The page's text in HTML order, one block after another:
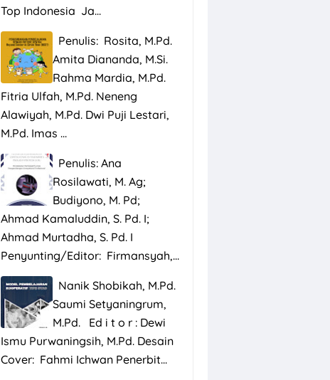
Top Indonesia Ja...
Penulis: Rosita, M.Pd.
Amita Diananda, M.Si.
Rahma Mardia, M.Pd.
Fitria Ulfah, M.Pd. Neneng
Alawiyah, M.Pd. Dwi Puji Lestari,
M.Pd. Imas ...
Penulis: Ana
Rosilawati, M. Ag;
Budiyono, M. Pd;
Ahmad Kamaluddin, S. Pd. I;
Ahmad Murtadha, S. Pd. I
Penyunting/Editor: Firmansyah,...
Nanik Shobikah, M.Pd.
Saumi Setyaningrum,
M.Pd. Ed i t o r : Dewi
Ismu Purwaningsih, M.Pd. Desain
Cover: Fahmi Ichwan Penerbit...